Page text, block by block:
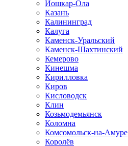
Йошкар-Ола
Казань
Калининград
Калуга
Каменск-Уральский
Каменск-Шахтинский
Кемерово
Кинешма
Кирилловка
Киров
Кисловодск
Клин
Козьмодемьянск
Коломна
Комсомольск-на-Амуре
Королёв